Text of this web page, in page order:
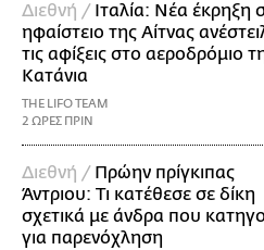
Διεθνή / Ιταλία: Νέα έκρηξη
ηφαίστειο της Αίτνας
τις αφίξεις στο αεροδρόμιο
Κατάνια
THE LIFO TEAM
2 ΩΡΕΣ ΠΡΙΝ
Διεθνή / Πρώην πρίγκιπας
Άντριου: Τι κατέθεσε σε δίκη
σχετικά με άνδρα που
για παρενόχληση